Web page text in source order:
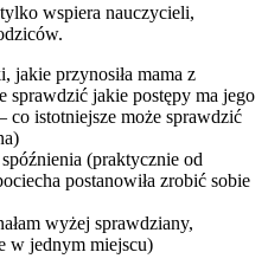
wspiera nauczycieli,
jakie przynosiła mama z
sprawdzić jakie postępy ma jego
co istotniejsze może sprawdzić
(praktycznie od
postanowiła zrobić sobie
wyżej sprawdziany,
w jednym miejscu)